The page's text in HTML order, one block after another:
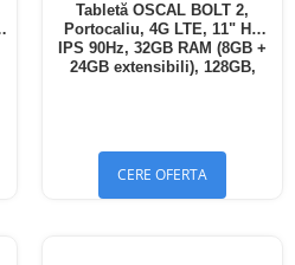
Tabletă OSCAL BOLT 2,
Portocaliu, 4G LTE, 11" HD
IPS 90Hz, 32GB RAM (8GB +
24GB extensibili), 128GB,
CERE OFERTA